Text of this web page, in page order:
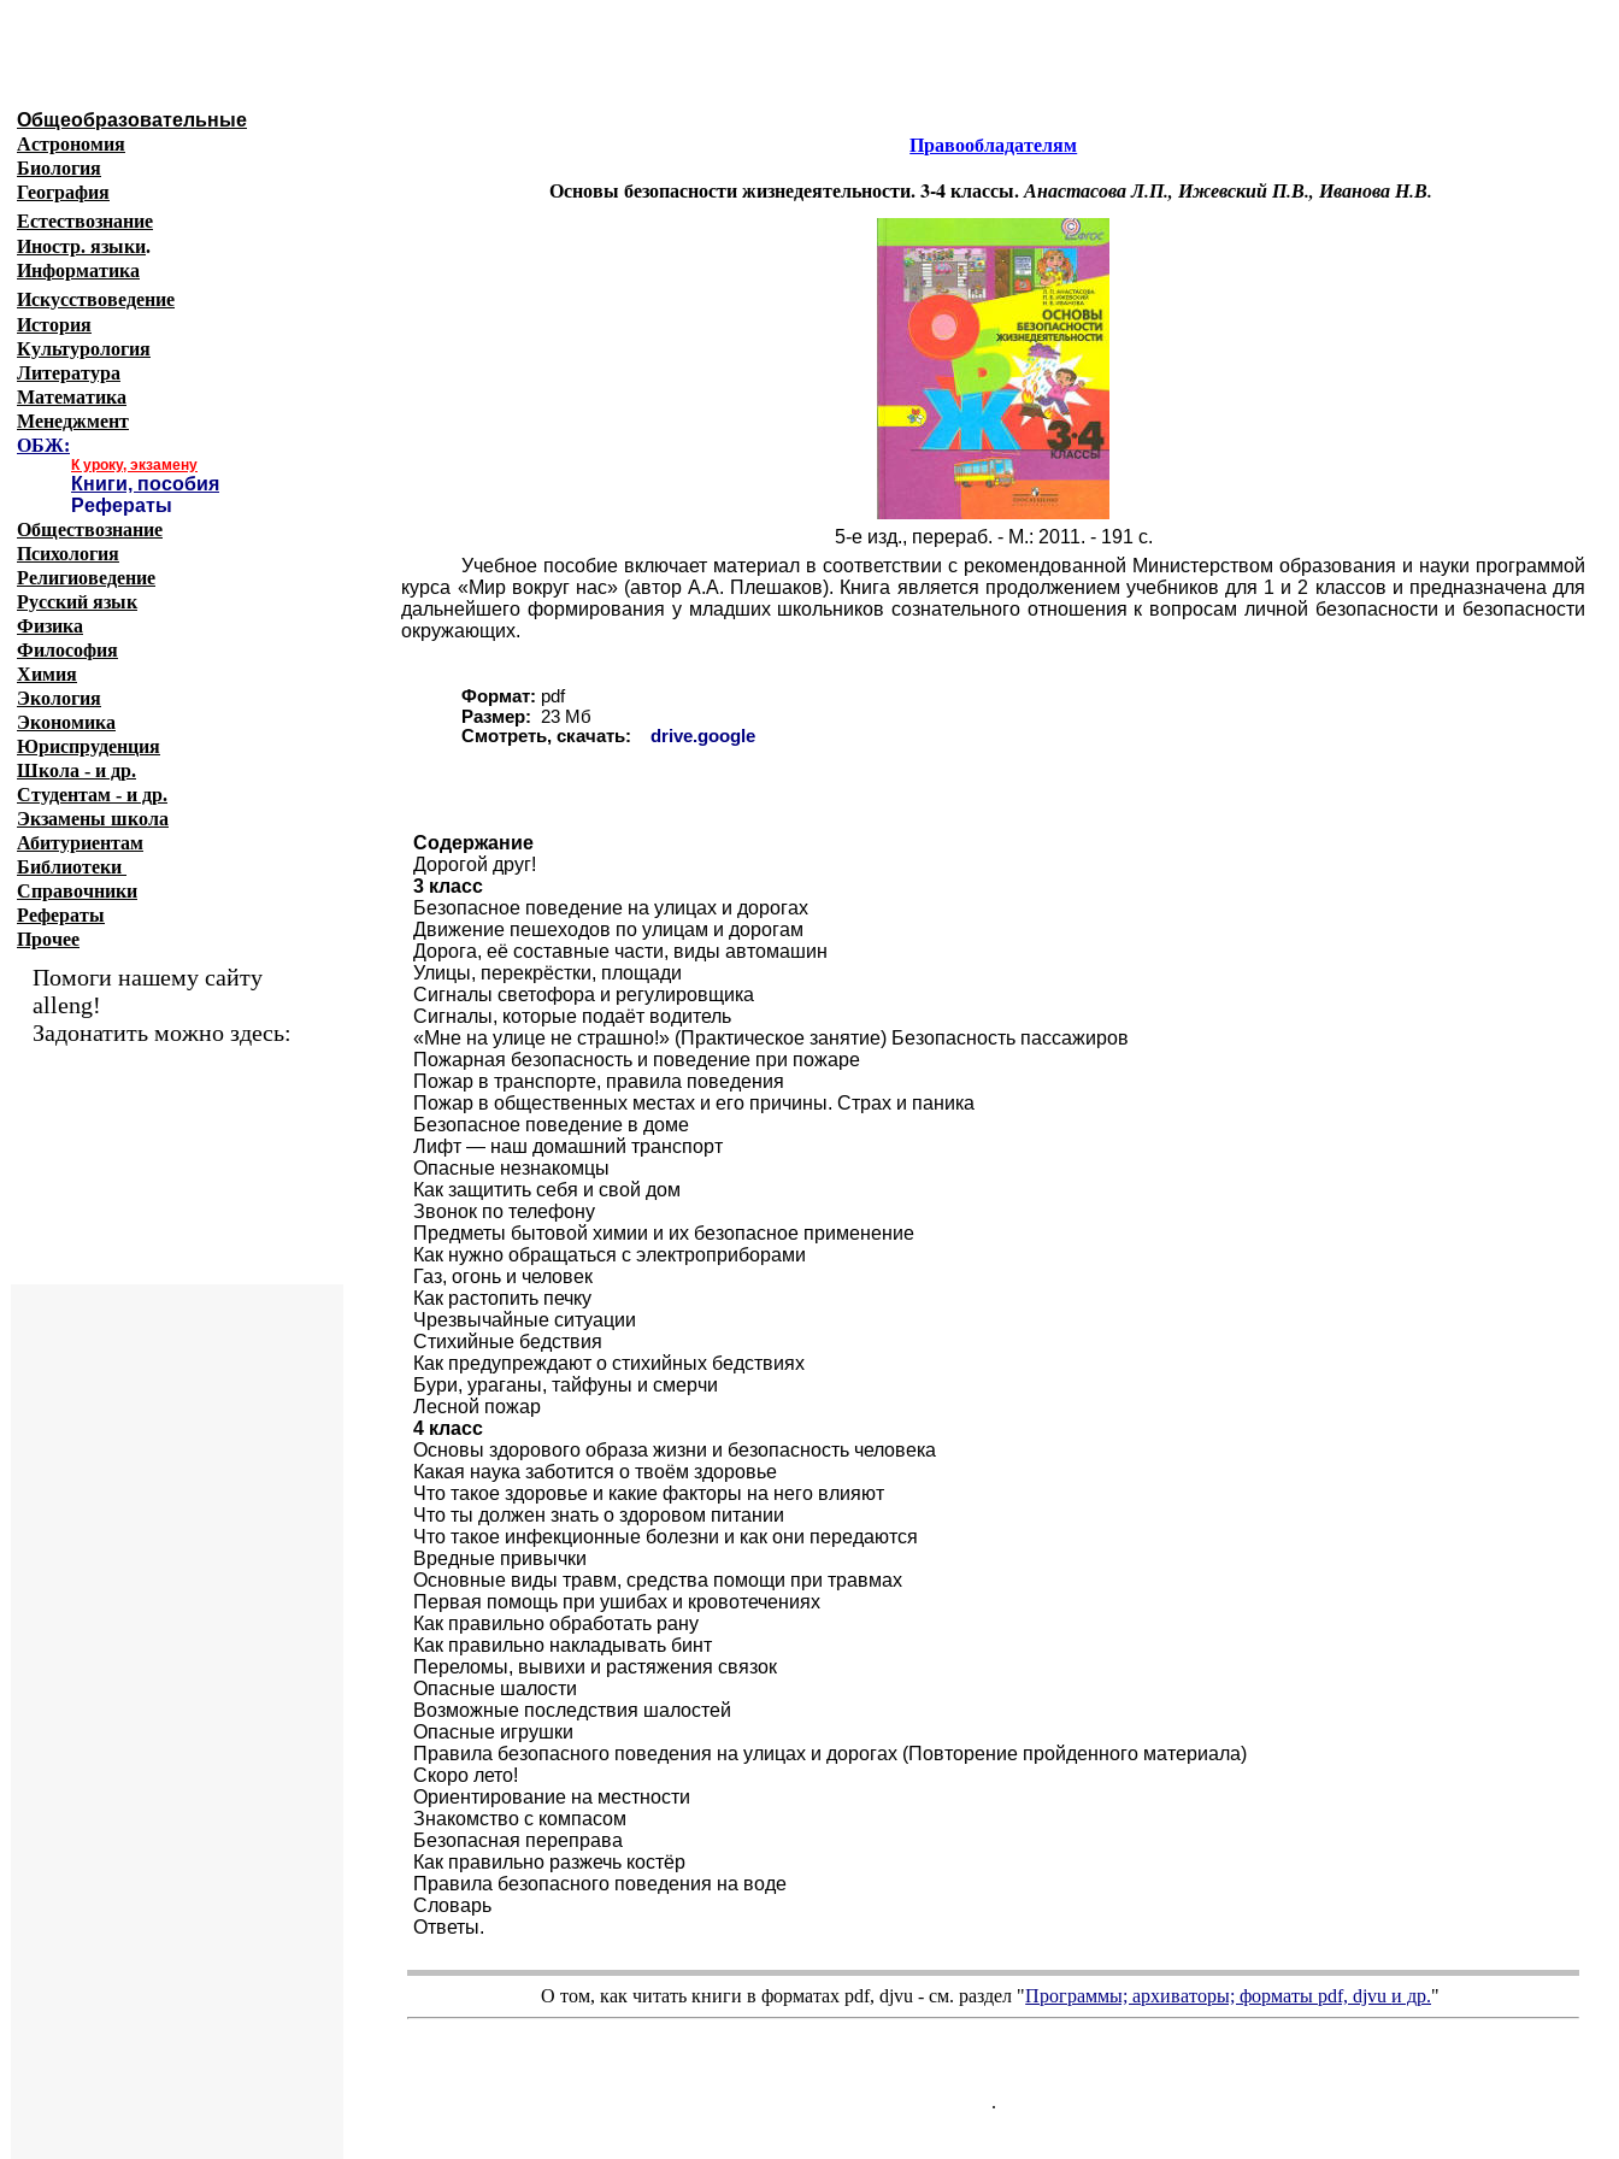
Правообладателям
Основы безопасности жизнедеятельности. 3-4 классы.Анастасова Л.П., Ижевский П.В., Иванова Н.В.
5-е изд., перераб. - М.: 2011. - 191 с.
Учебное пособие включает материал в соответствии с рекомендованной Министерством образования и науки программой
курса «Мир вокруг нас» (автор А.А. Плешаков). Книга является продолжением учебников для 1 и 2 классов и предназначена для
дальнейшего формирования у младших школьников сознательного отношения к вопросам личной безопасности и безопасности
окружающих.
Формат: pdf
Размер:
23 Мб
Смотреть, скачать:
drive.google
Содержание
Дорогой друг!
3 класс
Безопасное поведение на улицах и дорогах
Движение пешеходов по улицам и дорогам
Дорога, её составные части, виды автомашин
Улицы, перекрёстки, площади
Сигналы светофора и регулировщика
Сигналы, которые подаёт водитель
«Мне на улице не страшно!» (Практическое занятие) Безопасность пассажиров
Пожарная безопасность и поведение при пожаре
Пожар в транспорте, правила поведения
Пожар в общественных местах и его причины. Страх и паника
Безопасное поведение в доме
Лифт — наш домашний транспорт
Опасные незнакомцы
Как защитить себя и свой дом
Звонок по телефону
Предметы бытовой химии и их безопасное применение
Как нужно обращаться с электроприборами
Газ, огонь и человек
Как растопить печку
Чрезвычайные ситуации
Стихийные бедствия
Как предупреждают о стихийных бедствиях
Бури, ураганы, тайфуны и смерчи
Лесной пожар
4 класс
Основы здорового образа жизни и безопасность человека
Какая наука заботится о твоём здоровье
Что такое здоровье и какие факторы на него влияют
Что ты должен знать о здоровом питании
Что такое инфекционные болезни и как они передаются
Вредные привычки
Основные виды травм, средства помощи при травмах
Первая помощь при ушибах и кровотечениях
Как правильно обработать рану
Как правильно накладывать бинт
Переломы, вывихи и растяжения связок
Опасные шалости
Возможные последствия шалостей
Опасные игрушки
Правила безопасного поведения на улицах и дорогах (Повторение пройденного материала)
Скоро лето!
Ориентирование на местности
Знакомство с компасом
Безопасная переправа
Как правильно разжечь костёр
Правила безопасного поведения на воде
Словарь
Ответы.
О том, как читать книги в форматахpdf,djvu - см. раздел "Программы; архиваторы; форматыpdf, djvuи др."
.
Общеобразовательные
Астрономия
Биология
География
Естествознание
Иностр. языки.
Информатика
Искусствоведение
История
Культурология
Литература
Математика
Менеджмент
ОБЖ:
К уроку, экзамену
Книги, пособия
Рефераты
Обществознание
Психология
Религиоведение
Русский язык
Физика
Философия
Химия
Экология
Экономика
Юриспруденция
Школа - и др.
Студентам - и др.
Экзамены школа
Абитуриентам
Библиотеки
Справочники
Рефераты
Прочее
Помоги нашему сайту
alleng!
Задонатить можно здесь: